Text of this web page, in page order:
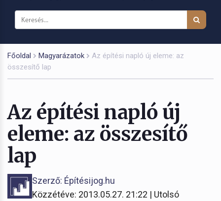
Főoldal Magyarázatok
Az építési napló új eleme: az
összesítő lap
Az építési napló új
eleme: az összesítő
lap
Szerző: Építésijog.hu
Közzétéve: 2013.05.27. 21:22 | Utolsó